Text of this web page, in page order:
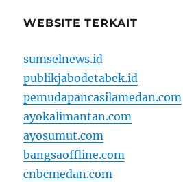
WEBSITE TERKAIT
sumselnews.id
publikjabodetabek.id
pemudapancasilamedan.com
ayokalimantan.com
ayosumut.com
bangsaoffline.com
cnbcmedan.com